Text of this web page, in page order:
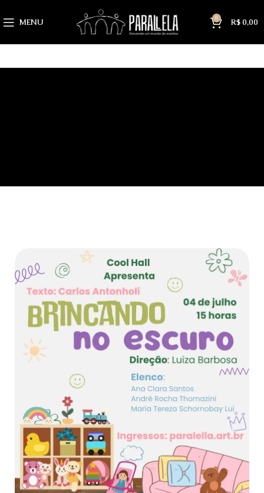
MENU 0 R$ 0,00